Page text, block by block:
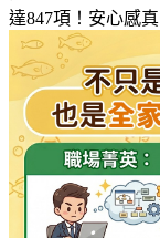
達847項！安心感